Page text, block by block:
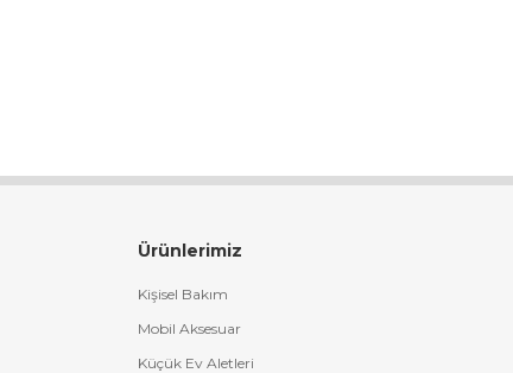
Ürünlerimiz
Kişisel Bakım
Mobil Aksesuar
Küçük Ev Aletleri